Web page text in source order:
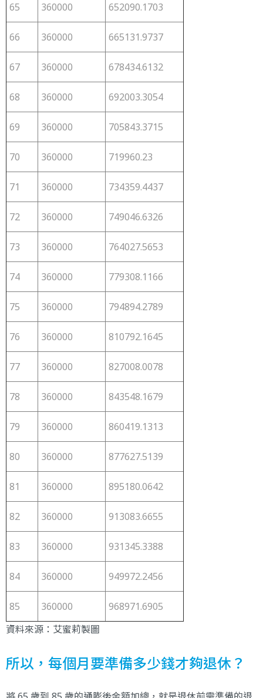
65 360000 652090.1703
66 360000 665131.9737
67 360000 678434.6132
68 360000 692003.3054
69 360000 705843.3715
70 360000 719960.23
71 360000 734359.4437
72 360000 749046.6326
73 360000 764027.5653
74 360000 779308.1166
75 360000 794894.2789
76 360000 810792.1645
77 360000 827008.0078
78 360000 843548.1679
79 360000 860419.1313
80 360000 877627.5139
81 360000 895180.0642
82 360000 913083.6655
83 360000 931345.3388
84 360000 949972.2456
85 360000
968971.6905
資料來源：艾蜜莉製圖
所以，每個月要準備多少錢才夠退休？